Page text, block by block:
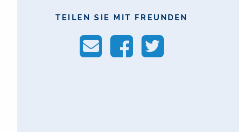
TEILEN SIE MIT FREUNDEN